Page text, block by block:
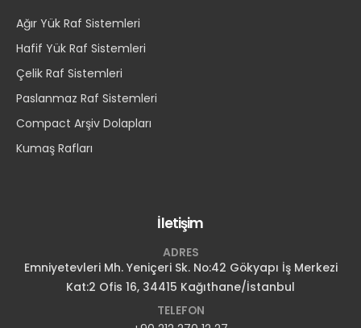
Ağır Yük Raf Sistemleri
Hafif Yük Raf Sistemleri
Çelik Raf Sistemleri
Paslanmaz Raf Sistemleri
Compact Arşiv Dolapları
Kumaş Rafları
İletişim
ADRES
Emniyetevleri Mh. Yeniçeri Sk. No:42 Gökyapı İş Merkezi
Kat:2 Ofis 16, 34415 Kağıthane/İstanbul
TELEFON